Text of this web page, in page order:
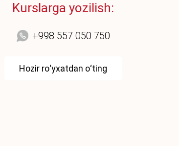
Kurslarga yozilish:
+998 557 050 750
Hozir roʻyxatdan oʻting